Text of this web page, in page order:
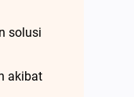
solusi
akibat